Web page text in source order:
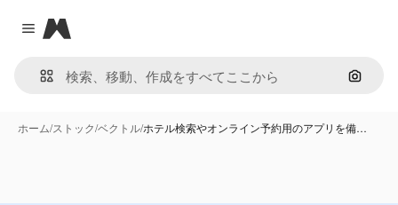
Close menu
Magnific
画像で
ホーム/ストック/ベクトル/ホテル検索やオンライン予約用のアプリを備…